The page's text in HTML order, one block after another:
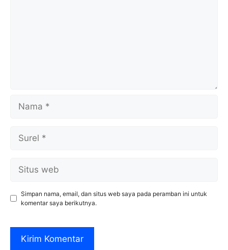
web
Simpan nama, email, dan situs web saya pada peramban ini untuk
komentar saya berikutnya.